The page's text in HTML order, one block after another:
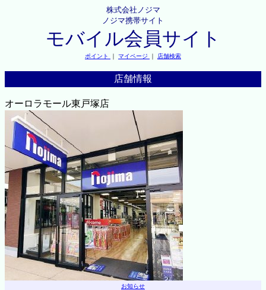
株式会社ノジマ
ノジマ携帯サイト
モバイル会員サイト
ポイント ｜ マイページ ｜ 店舗検索
店舗情報
オーロラモール東戸塚店
お知らせ